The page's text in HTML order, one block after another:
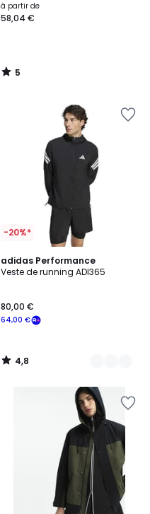
à partir de
58,04 €
5
/
-20%*
adidas Performance
Veste de running ADI365
64,00 €
80,00 €
4,8
/ 5
2
Couleurs
4,8
/